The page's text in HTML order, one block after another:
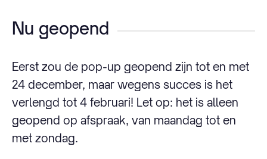
Nu geopend
Eerst zou de pop-up geopend zijn tot en met
24 december, maar wegens succes is het
verlengd tot 4 februari! Let op: het is alleen
geopend op afspraak, van maandag tot en
met zondag.